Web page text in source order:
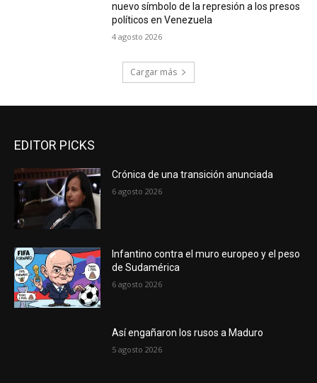
nuevo símbolo de la represión a los presos
políticos en Venezuela
4 agosto 2026
Cargar más
EDITOR PICKS
Crónica de una transición anunciada
6 agosto 2026
Infantino contra el muro europeo y el peso
de Sudamérica
6 agosto 2026
Así engañaron los rusos a Maduro
5 agosto 2026